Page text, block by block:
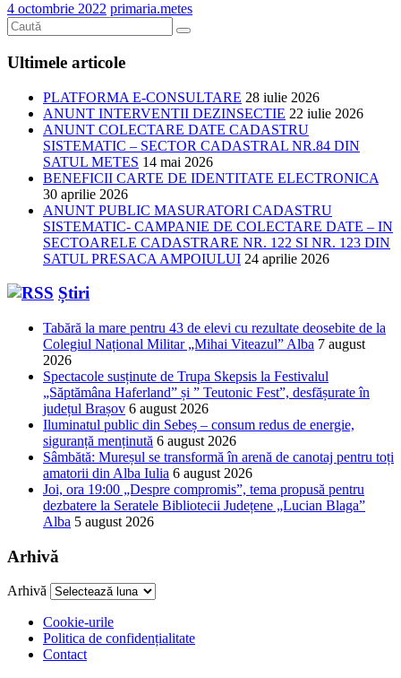
4 octombrie 2022 primaria.metes
Ultimele articole
PLATFORMA E-CONSULTARE 28 iulie 2026
ANUNT INTERVENTII DEZINSECTIE 22 iulie 2026
ANUNT COLECTARE DATE CADASTRU
SISTEMATIC – SECTOR CADASTRAL NR.84 DIN
SATUL METES 14 mai 2026
BENEFICII CARTE DE IDENTITATE ELECTRONICA
30 aprilie 2026
ANUNT PUBLIC MASURATORI CADASTRU
SISTEMATIC- CAMPANIE DE COLECTARE DATE – IN
SECTOARELE CADASTRARE NR. 122 SI NR. 123 DIN
SATUL PRESACA AMPOIULUI 24 aprilie 2026
Știri
Tabără la mare pentru 43 de elevi cu rezultate deosebite de la
Colegiul Național Militar „Mihai Viteazul” Alba 7 august
2026
Spectacole susținute de Trupa Skepsis la Festivalul
„Săptămâna Haferland” și ” Teutonic Fest”, desfășurate în
județul Brașov 6 august 2026
Iluminatul public din Sebeș – consum redus de energie,
siguranță menținută 6 august 2026
Sâmbătă: Mureșul se transformă în arenă de canotaj pentru toți
amatorii din Alba Iulia 6 august 2026
Joi, ora 19:00 „Despre compromis”, tema propusă pentru
dezbatere la Seratele Bibliotecii Județene „Lucian Blaga”
Alba 5 august 2026
Arhivă
Arhivă
Cookie-urile
Politica de confidențialitate
Contact